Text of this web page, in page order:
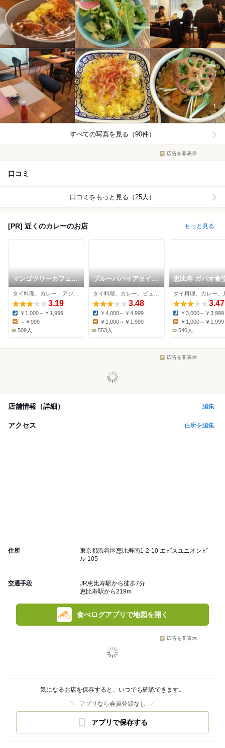
すべての写真を見る（90件）
広告を非表示
口コミ
口コミをもっと見る（25人）
[PR] 近くのカレーのお店 もっと見る
マンゴツリーカフェ
恵比寿
3.19
Dinner:
￥1,000～￥1,999
～￥999
509人
ブルーパパイアタイラ
ンド 恵比寿店
3.48
Dinner:
￥4,000～￥4,999
￥1,000～￥1,999
553人
恵比寿 ガパオ食
タイ料理、カレー、
3.47
Dinner:
￥3,000～￥3,999
￥1,000～￥1,999
540人
広告を非表示
店舗情報（詳細） 編集
アクセス 住所を編集
住所
東京都渋谷区恵比寿南1-2-10 エビスユニオンビ
ル 105
交通手段
JR恵比寿駅から徒歩7分
恵比寿駅から219m
食べログアプリで地図を開く
広告を非表示
気になるお店を保存すると、いつでも確認できます。
アプリなら会員登録なし
アプリで保存する